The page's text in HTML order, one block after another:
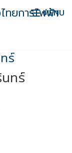
ทยการไฟฟ้า
MENU
ร์
ทร์